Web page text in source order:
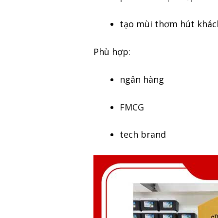
tạo mùi thơm hút
Phù hợp:
ngân hàng
FMCG
tech brand